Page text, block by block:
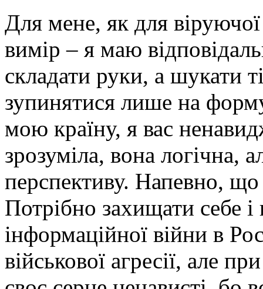
Для мене, як для
вимір – я маю
складати руки, а шукати
зупинятися лише на
мою країну, я вас
зрозуміла, вона логічна,
перспективу. Напевно,
Потрібно захищати себе і
інформаційної війни в
військової агресії, але